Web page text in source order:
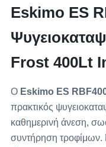
Eskimo ES
Frost 400Lt
Ο Eskimo ES
πρακτικός
καθημερινή άνεση,
συντήρηση τροφίμων.